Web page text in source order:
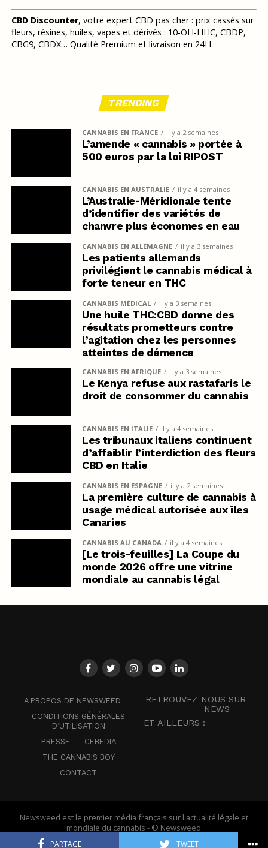
PARTAGE TWEET
CBD Discounter, votre expert CBD pas cher : prix cassés sur
fleurs, résines, huiles, vapes et dérivés : 10-OH-HHC, CBDP,
CBG9, CBDX… Qualité Premium et livraison en 24H.
TRENDING
CANNABIS EN FRANCE il y a 2 semaines
L’amende « cannabis » portée à
500 euros par la loi RIPOST
CANNABIS EN AUSTRALIE il y a 4 semaines
L’Australie-Méridionale tente
d’identifier des variétés de
chanvre plus économes en eau
CANNABIS EN ALLEMAGNE il y a 3 semaines
Les patients allemands
privilégient le cannabis médical à
forte teneur en THC
CANNABIS MÉDICAL il y a 3 semaines
Une huile THC:CBD donne des
résultats prometteurs contre
l’agitation chez les personnes
atteintes de démence
CANNABIS EN AFRIQUE il y a 3 semaines
Le Kenya refuse aux rastafaris le
droit de consommer du cannabis
CANNABIS EN ITALIE il y a 4 semaines
Les tribunaux italiens continuent
d’affaiblir l’interdiction des fleurs
CBD en Italie
CANNABIS EN ESPAGNE il y a 2 semaines
La première culture de cannabis à
usage médical autorisée aux îles
Canaries
CANNABIS AU CANADA il y a 4 semaines
[Le trois-feuilles] La Coupe du
monde 2026 offre une vitrine
mondiale au cannabis légal
A PROPOS DE NEWSWEED
CONDITIONS GÉNÉRALES
D’UTILISATION
PRESSE
CEBEDIA
THE CANNABIS BOY
CONTACT
RETROUVEZ-NOUS SUR
NEWS
ET AILLEURS :
Newsweed est le premier média français sur l'actualité légale et
mondiale du cannabis - © Newsweed